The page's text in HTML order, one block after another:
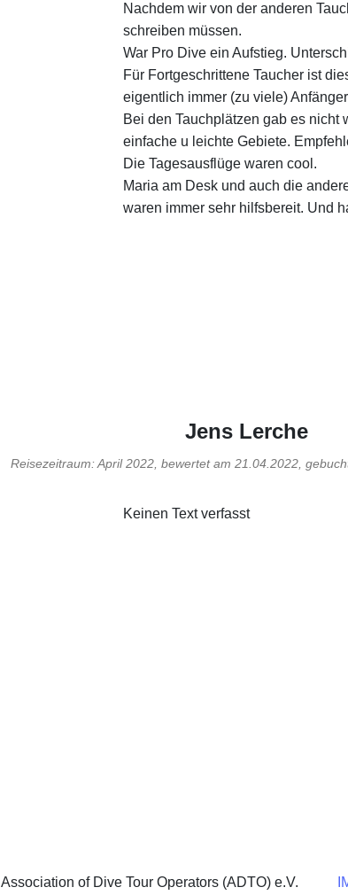
Nachdem wir von der anderen
schreiben müssen.
War Pro Dive ein Aufstieg.
Für Fortgeschrittene Taucher ist
eigentlich immer (zu viele)
Bei den Tauchplätzen gab es
einfache u leichte Gebiete.
Die Tagesausflüge waren cool.
Maria am Desk und auch die
waren immer sehr hilfsbereit. Und
Jens Lerche
Reisezeitraum: April 2022, bewertet am 21.04.2022,
Keinen Text verfasst
Association of Dive Tour Operators (ADTO) e.V.